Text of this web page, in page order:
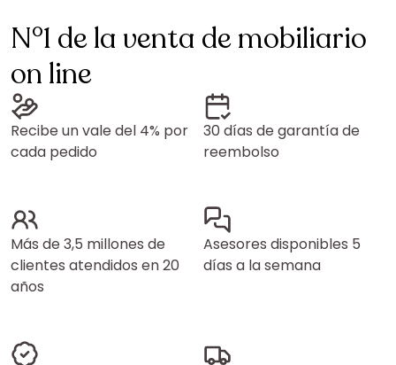
N°1 de la venta de mobiliario
on line
Recibe un vale del 4% por
cada pedido
30 días de garantía de
reembolso
Más de 3,5 millones de
clientes atendidos en 20
años
Asesores disponibles 5
días a la semana